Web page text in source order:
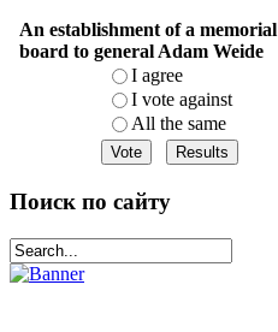
An establishment of a memorial
board to general Adam Weide
I agree
I vote against
All the same
Поиск по сайту